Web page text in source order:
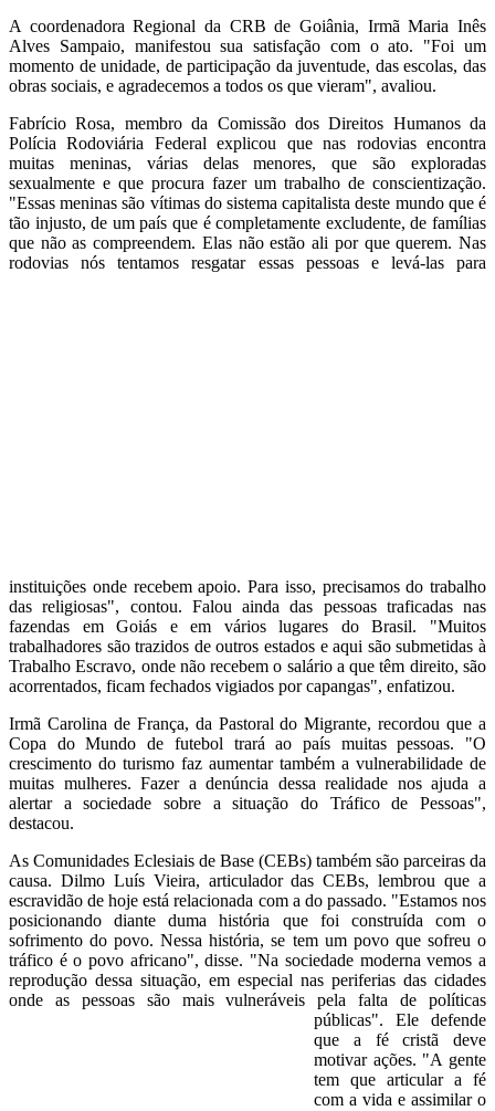
A coordenadora Regional da CRB de Goiânia, Irmã Maria Inês
Alves Sampaio, manifestou sua satisfação com o ato. "Foi um
momento de unidade, de participação da juventude, das escolas, das
obras sociais, e agradecemos a todos os que vieram", avaliou.
Fabrício Rosa, membro da Comissão dos Direitos Humanos da
Polícia Rodoviária Federal explicou que nas rodovias encontra
muitas meninas, várias delas menores, que são exploradas
sexualmente e que procura fazer um trabalho de conscientização.
"Essas meninas são vítimas do sistema capitalista deste mundo que é
tão injusto, de um país que é completamente excludente, de famílias
que não as compreendem. Elas não estão ali por que querem. Nas
rodovias nós tentamos resgatar essas pessoas e levá-las para
instituições onde recebem apoio. Para isso, precisamos do trabalho
das religiosas", contou. Falou ainda das pessoas traficadas nas
fazendas em Goiás e em vários lugares do Brasil. "Muitos
trabalhadores são trazidos de outros estados e aqui são submetidas à
Trabalho Escravo, onde não recebem o salário a que têm direito, são
acorrentados, ficam fechados vigiados por capangas", enfatizou.
Irmã Carolina de França, da Pastoral do Migrante, recordou que a
Copa do Mundo de futebol trará ao país muitas pessoas. "O
crescimento do turismo faz aumentar também a vulnerabilidade de
muitas mulheres. Fazer a denúncia dessa realidade nos ajuda a
alertar a sociedade sobre a situação do Tráfico de Pessoas",
destacou.
As Comunidades Eclesiais de Base (CEBs) também são parceiras da
causa. Dilmo Luís Vieira, articulador das CEBs, lembrou que a
escravidão de hoje está relacionada com a do passado. "Estamos nos
posicionando diante duma história que foi construída com o
sofrimento do povo. Nessa história, se tem um povo que sofreu o
tráfico é o povo africano", disse. "Na sociedade moderna vemos a
reprodução dessa situação, em especial nas periferias das cidades
onde as pessoas são mais vulneráveis pela falta de políticas
públicas". Ele defende
que a fé cristã deve
motivar ações. "A gente
tem que articular a fé
com a vida e assimilar o